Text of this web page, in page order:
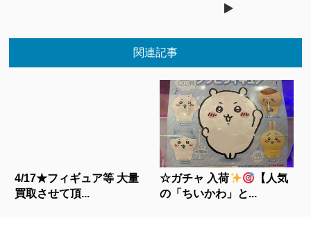
関連記事
4/17★フィギュア等 大量
買取させて頂...
☆ガチャ 入荷
【人気
の「ちいかわ」と...